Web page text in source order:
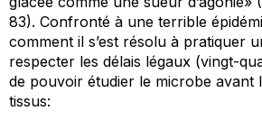
83). Confronté à une terrible
comment il s’est résolu à pratiquer
respecter les délais légaux (vingt-
de pouvoir étudier le microbe avant
tissus: